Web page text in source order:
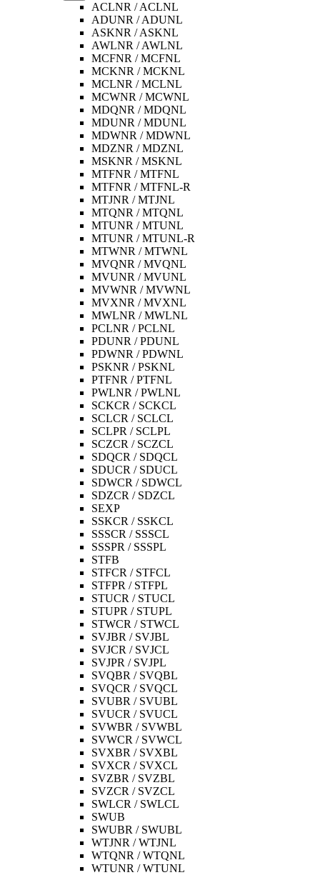
ACLNR / ACLNL
ADUNR / ADUNL
ASKNR / ASKNL
AWLNR / AWLNL
MCFNR / MCFNL
MCKNR / MCKNL
MCLNR / MCLNL
MCWNR / MCWNL
MDQNR / MDQNL
MDUNR / MDUNL
MDWNR / MDWNL
MDZNR / MDZNL
MSKNR / MSKNL
MTFNR / MTFNL
MTFNR / MTFNL-R
MTJNR / MTJNL
MTQNR / MTQNL
MTUNR / MTUNL
MTUNR / MTUNL-R
MTWNR / MTWNL
MVQNR / MVQNL
MVUNR / MVUNL
MVWNR / MVWNL
MVXNR / MVXNL
MWLNR / MWLNL
PCLNR / PCLNL
PDUNR / PDUNL
PDWNR / PDWNL
PSKNR / PSKNL
PTFNR / PTFNL
PWLNR / PWLNL
SCKCR / SCKCL
SCLCR / SCLCL
SCLPR / SCLPL
SCZCR / SCZCL
SDQCR / SDQCL
SDUCR / SDUCL
SDWCR / SDWCL
SDZCR / SDZCL
SEXP
SSKCR / SSKCL
SSSCR / SSSCL
SSSPR / SSSPL
STFB
STFCR / STFCL
STFPR / STFPL
STUCR / STUCL
STUPR / STUPL
STWCR / STWCL
SVJBR / SVJBL
SVJCR / SVJCL
SVJPR / SVJPL
SVQBR / SVQBL
SVQCR / SVQCL
SVUBR / SVUBL
SVUCR / SVUCL
SVWBR / SVWBL
SVWCR / SVWCL
SVXBR / SVXBL
SVXCR / SVXCL
SVZBR / SVZBL
SVZCR / SVZCL
SWLCR / SWLCL
SWUB
SWUBR / SWUBL
WTJNR / WTJNL
WTQNR / WTQNL
WTUNR / WTUNL